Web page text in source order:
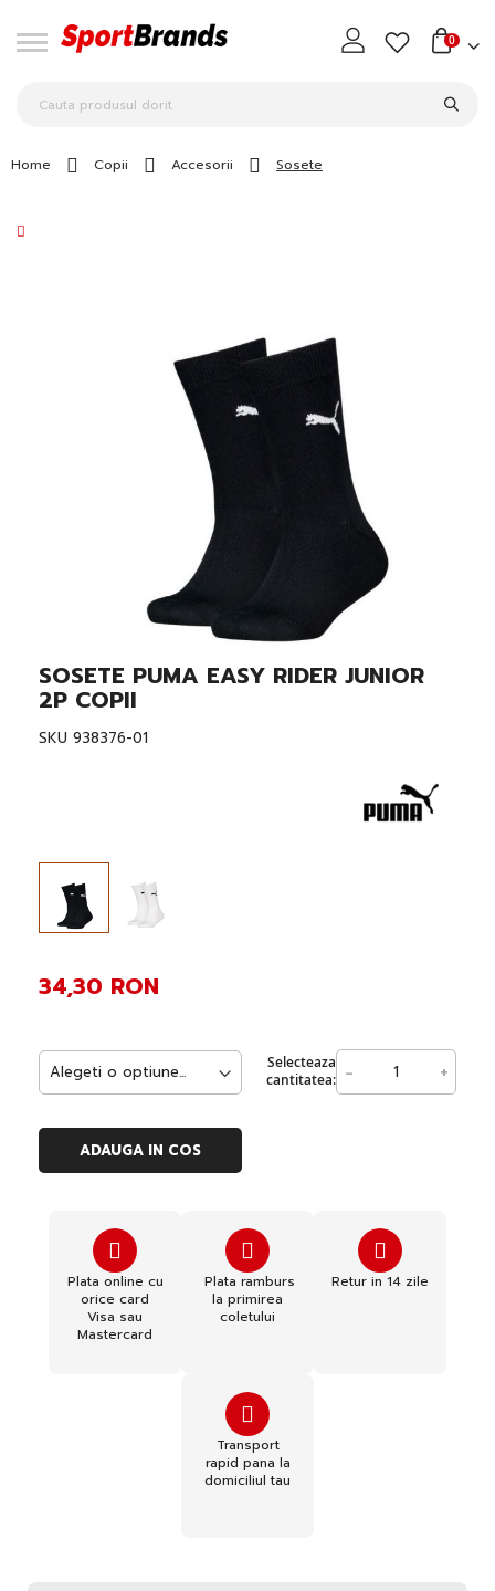
0
Home Copii Accesorii Sosete
Skip
to
the
beginning
of
SOSETE PUMA EASY RIDER JUNIOR
2P COPII
SKU 938376-01
Selecteaza
cantitatea: - +
34,30 RON
ADAUGA IN COS
Plata online cu
orice card
Visa sau
Mastercard
Plata ramburs
la primirea
coletului
Retur in 14 zile
Transport
rapid pana la
domiciliul tau